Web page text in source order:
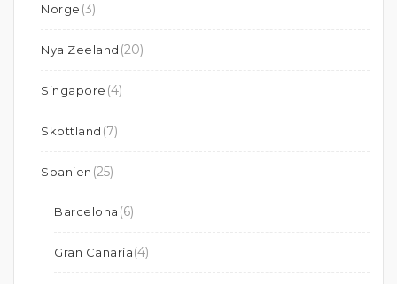
Norge (3)
Nya Zeeland (20)
Singapore (4)
Skottland (7)
Spanien (25)
Barcelona (6)
Gran Canaria(4)